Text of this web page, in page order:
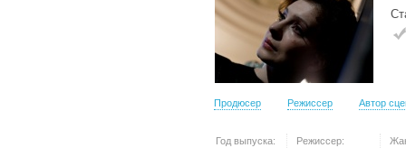
Продюсер Режиссер Автор
Год выпуска:
Режиссер: